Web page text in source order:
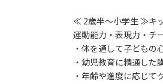
≪ 2歳半～小学生 ≫キ
運動能力・表現力・チ
・体を通して子どもの
・幼児教育に精通した
・年齢や進度に応じて